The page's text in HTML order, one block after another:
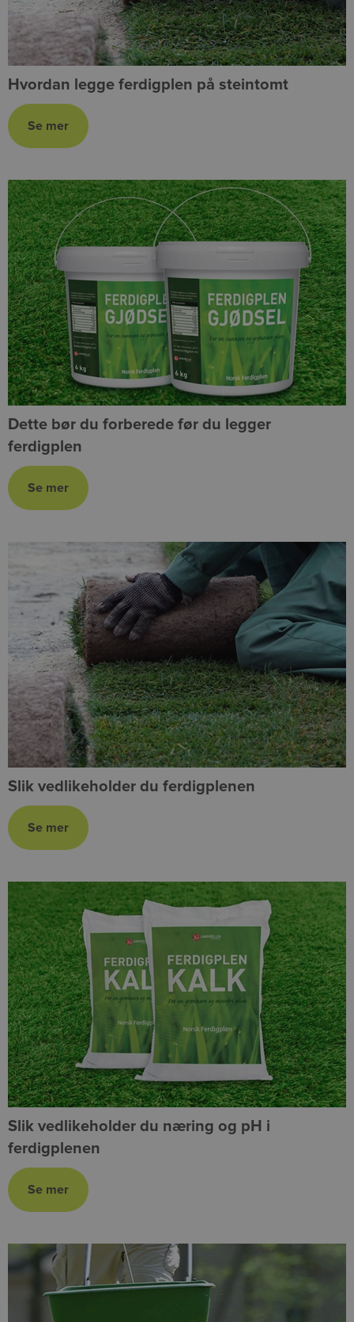
Hvordan legge ferdigplen på steintomt
Dette bør du forberede før du legger
ferdigplen
Slik vedlikeholder du ferdigplenen
Slik vedlikeholder du næring og pH i
ferdigplenen